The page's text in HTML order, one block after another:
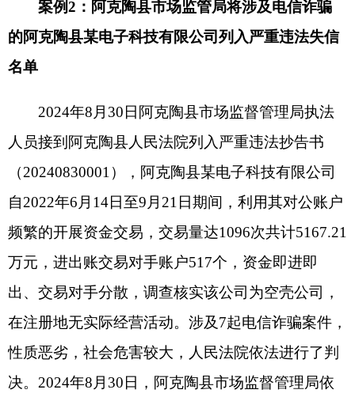
万元，进出账交易对手账户517个，资金即进即
出、交易对手分散，调查核实该公司为空壳公司，
在注册地无实际经营活动。涉及7起电信诈骗案件，
2024年8月30日，阿克陶县市场监督管理局依
据《市场监督管理严重违法失信名单管理办法》第
决定书》，将其列入严重违法失信名单，通过国家
企业信用信息公示系统向社会公示，并实施相应管
理措施。
案例3：阿克陶县市场监管局将涉及电信诈骗
的阿克陶县某宏电子科技有限公司列入严重违法失
信名单
2024年8月30日阿克陶县市场监督管理局执法
人员接到阿克陶县人民法院列入严重违法抄告书